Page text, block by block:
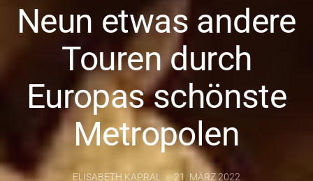
Neun etwas andere
Touren durch
Europas schönste
Metropolen
ELISABETH KAPRAL 21. MÄRZ 2022